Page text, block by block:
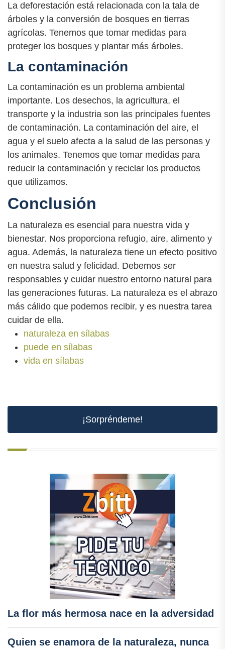
La deforestación está relacionada con la tala de
árboles y la conversión de bosques en tierras
agrícolas. Tenemos que tomar medidas para
proteger los bosques y plantar más árboles.
La contaminación
La contaminación es un problema ambiental
importante. Los desechos, la agricultura, el
transporte y la industria son las principales fuentes
de contaminación. La contaminación del aire, el
agua y el suelo afecta a la salud de las personas y
los animales. Tenemos que tomar medidas para
reducir la contaminación y reciclar los productos
que utilizamos.
Conclusión
La naturaleza es esencial para nuestra vida y
bienestar. Nos proporciona refugio, aire, alimento y
agua. Además, la naturaleza tiene un efecto positivo
en nuestra salud y felicidad. Debemos ser
responsables y cuidar nuestro entorno natural para
las generaciones futuras. La naturaleza es el abrazo
más cálido que podemos recibir, y es nuestra tarea
cuidar de ella.
naturaleza en sílabas
puede en sílabas
vida en sílabas
¡Sorpréndeme!
La flor más hermosa nace en la adversidad
Quien se enamora de la naturaleza, nunca